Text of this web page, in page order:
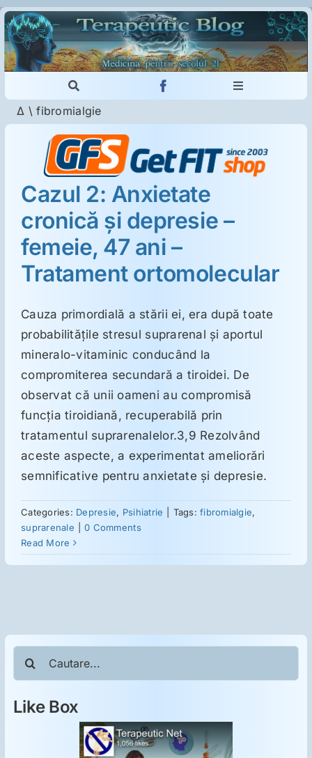
Skip
to
content
Toggle
Navigation
Cautare...
Toggle
Imunologie
Dermatologie
Psihiatrie
Neurologie
Intoleranţa la gluten
Suplimente
Reumatologie
Ginecologie
Dietă
Oncologie
Toxicologie
Δ \ fibromialgie
Cazul 2: Anxietate
cronică şi depresie –
femeie, 47 ani –
Tratament ortomolecular
Cauza primordială a stării ei, era după toate
probabilităţile stresul suprarenal şi aportul
mineralo-vitaminic conducând la
compromiterea secundară a tiroidei. De
observat că unii oameni au compromisă
funcţia tiroidiană, recuperabilă prin
tratamentul suprarenalelor.3,9 Rezolvând
aceste aspecte, a experimentat ameliorări
semnificative pentru anxietate şi depresie.
Categories: Depresie, Psihiatrie Tags:fibromialgie,
suprarenale
0 Comments
Read More
Cautare...
Like Box